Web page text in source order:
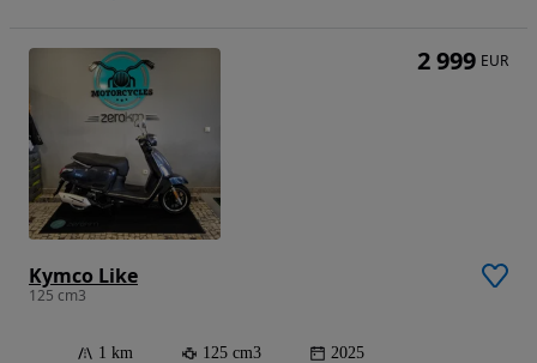
Kymco Like
125 cm3
1 km 125 cm3 2025
2 999 EUR